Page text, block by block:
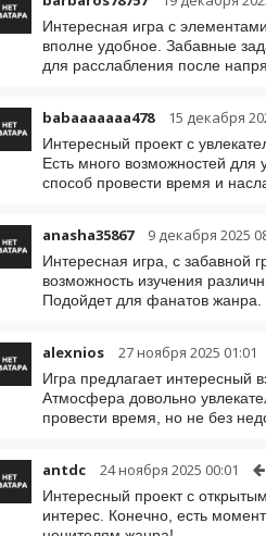
Интересная игра с
вполне удобное. Забавные
для расслабления после
babaaaaaaa478 15 декабря
Интересный проект с
Есть много возможностей
способ провести время и
anasha35867 9 декабря 2025
Интересная игра, с забавной
возможность изучения
Подойдет для фанатов жанра.
alexnios 27 ноября 2025 01:01
Игра предлагает интересный
Атмосфера довольно
провести время, но не без
antdc 24 ноября 2025 00:01
Интересный проект с
интерес. Конечно, есть